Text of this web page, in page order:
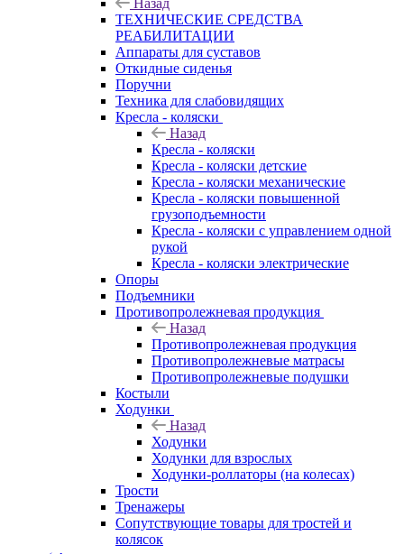
ТЕХНИЧЕСКИЕ СРЕДСТВА
РЕАБИЛИТАЦИИ
Аппараты для суставов
Откидные сиденья
Поручни
Техника для слабовидящих
Кресла - коляски
Назад
Кресла - коляски
Кресла - коляски детские
Кресла - коляски механические
Кресла - коляски повышенной
грузоподъемности
Кресла - коляски с управлением одной
рукой
Кресла - коляски электрические
Опоры
Подъемники
Противопролежневая продукция
Назад
Противопролежневая продукция
Противопролежневые матрасы
Противопролежневые подушки
Костыли
Ходунки
Назад
Ходунки
Ходунки для взрослых
Ходунки-роллаторы (на колесах)
Трости
Тренажеры
Сопутствующие товары для тростей и
колясок